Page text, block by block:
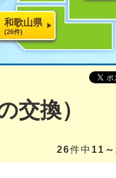
和歌山県
(26件)
交換）
26件中 11